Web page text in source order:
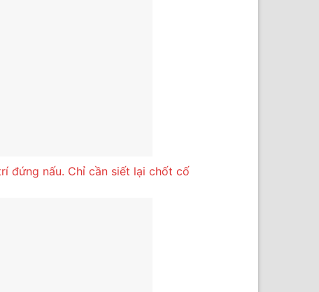
đứng nấu. Chỉ cần siết lại chốt cố